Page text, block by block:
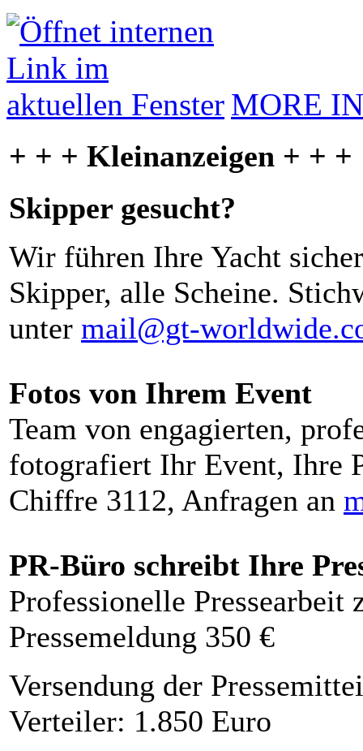
MORE
+ + + Kleinanzeigen + + +
Skipper gesucht?
Wir führen Ihre Yacht
Skipper, alle Scheine.
unter mail@gt-
Fotos von Ihrem Event
Team von engagierten,
fotografiert Ihr Event, Ihre
Chiffre 3112, Anfragen an
PR-Büro schreibt Ihre
Professionelle Pressearbeit
Pressemeldung 350 €
Versendung der
Verteiler: 1.850 Euro